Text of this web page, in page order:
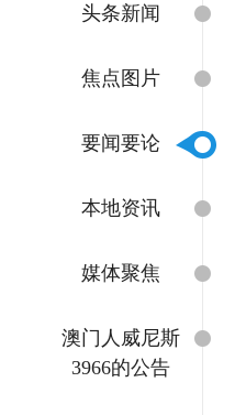
头条新闻
焦点图片
要闻要论
本地资讯
媒体聚焦
澳门人威尼斯
3966的公告